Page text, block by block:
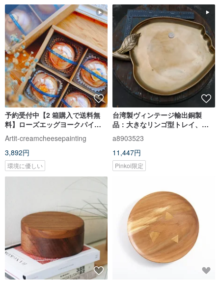
予約受付中【2 箱購入で送料無
料】ローズエッグヨークパイ（4
個入りギフトボックス）
Artit-creamcheesepainting
3,892円
環境に優しい
台湾製ヴィンテージ輸出銅製
品：大きなリンゴ型トレイ、小
お菓子置きに
a8903523
11,447円
Pinkoi限定